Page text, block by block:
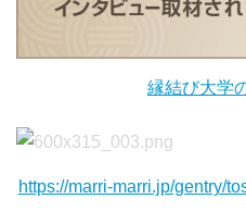
縁結び大学
https://marri-marri.jp/gentry/